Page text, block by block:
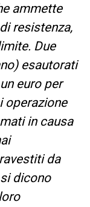
ammette
resistenza,
Due
esautorati
euro per
operazione
in causa
da
dicono